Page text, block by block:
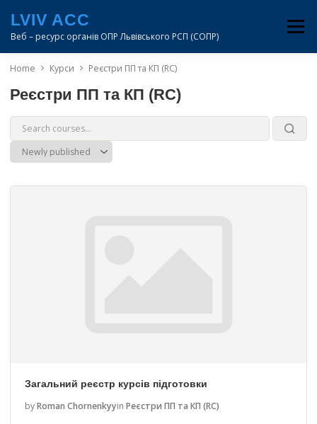
вмісту
LVIV ACC
Веб – ресурс органів ОПР Львівського РСП (СОПР)
Меню
Home Курси Реєстри ПП та КП (RC)
Реєстри ПП та КП (RC)
Загальний реєстр курсів підготовки
byRoman Chornenkyyin Реєстри ПП та КП (RC)